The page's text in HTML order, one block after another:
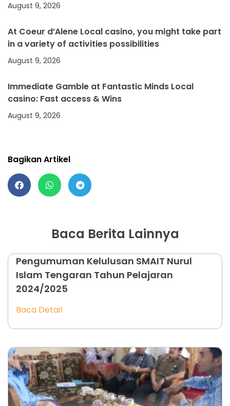
August 9, 2026
At Coeur d’Alene Local casino, you might take part
in a variety of activities possibilities
August 9, 2026
Immediate Gamble at Fantastic Minds Local
casino: Fast access & Wins
August 9, 2026
Bagikan Artikel
Baca Berita Lainnya
Pengumuman Kelulusan SMAIT Nurul
Islam Tengaran Tahun Pelajaran
2024/2025
Baca Detail